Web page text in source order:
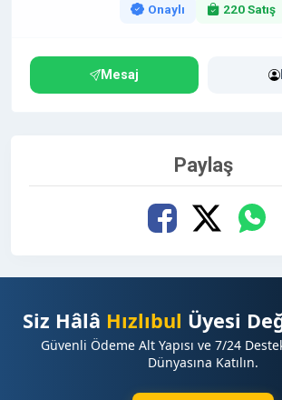
Onaylı 220 Satış
Mesaj
Paylaş
Siz Hâlâ Hızlıbul Üyesi
Güvenli Ödeme Alt Yapısı ve 7/24
Dünyasına Katılın.